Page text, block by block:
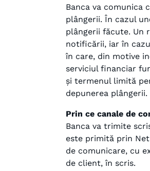
Banca va comunica
plângerii. În cazul
plângerii făcute. Un
notificării, iar în
în care, din motive
serviciul financiar
și termenul limită
depunerea plângerii.
Prin ce canale de
Banca va trimite
este primită prin
de comunicare, cu
de client, în scris.